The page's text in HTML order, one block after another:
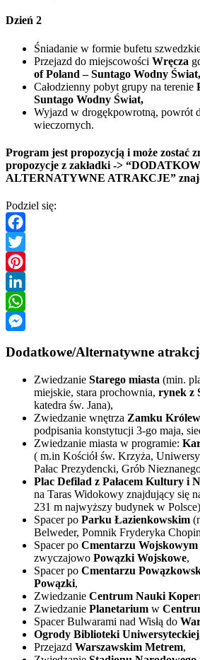
Dzień 2
Śniadanie w formie bufetu
Przejazd do miejscowości Wręcza
of Poland – Suntago Wodny Świat,
Całodzienny pobyt grupy na terenie
Suntago Wodny Świat,
Wyjazd w drogękpowrotną, powrót
wieczornych.
Program jest propozycją i może zostać
propozycje z zakładki ->
ALTERNATYWNE ATRAKCJE”
Podziel się:
Facebook
Twitter
Pinterest
LinkedIn
WhatsApp
Dodatkowe/Alternatywne
Zwiedzanie Starego miasta (min.
miejskie, stara prochownia, rynek z
katedra św. Jana),
Zwiedzanie wnętrza Zamku
podpisania konstytucji 3-go maja,
Zwiedzanie miasta w programie:
( m.in Kościół św. Krzyża,
Pałac Prezydencki, Grób
Plac Defilad z Pałacem Kultury i
na Taras Widokowy znajdujący się
231 m najwyższy budynek w
Spacer po Parku Łazienkowskim
Belweder, Pomnik Fryderyka
Spacer po Cmentarzu Wojskowym
zwyczajowo Powązki Wojskowe,
Spacer po Cmentarzu
Powązki,
Zwiedzanie Centrum Nauki
Zwiedzanie Planetarium w
Spacer Bulwarami nad Wisłą do
Ogrody Biblioteki
Przejazd Warszawskim Metrem,